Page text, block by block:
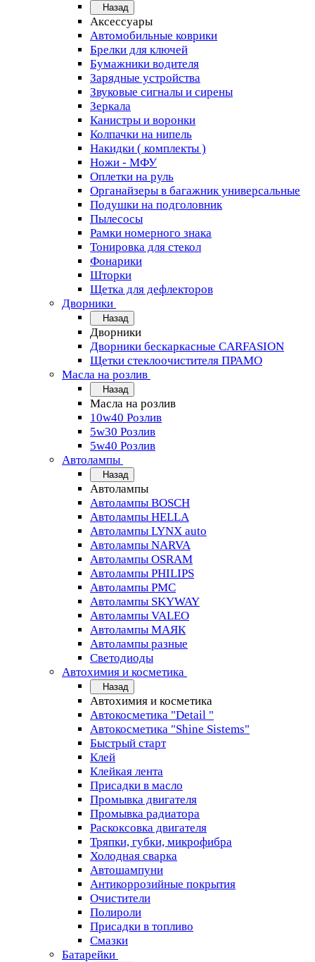
Назад
Аксессуары
Автомобильные коврики
Брелки для ключей
Бумажники водителя
Зарядные устройства
Звуковые сигналы и сирены
Зеркала
Канистры и воронки
Колпачки на нипель
Накидки ( комплекты )
Ножи - МФУ
Оплетки на руль
Органайзеры в багажник универсальные
Подушки на подголовник
Пылесосы
Рамки номерного знака
Тонировка для стекол
Фонарики
Шторки
Щетка для дефлекторов
Дворники
Назад
Дворники
Дворники бескаркасные CARFASION
Щетки стеклоочистителя ПРАМО
Масла на розлив
Назад
Масла на розлив
10w40 Розлив
5w30 Розлив
5w40 Розлив
Автолампы
Назад
Автолампы
Автолампы BOSCH
Автолампы HELLA
Автолампы LYNX auto
Автолампы NARVA
Автолампы OSRAM
Автолампы PHILIPS
Автолампы PMC
Автолампы SKYWAY
Автолампы VALEO
Автолампы МАЯК
Автолампы разные
Светодиоды
Автохимия и косметика
Назад
Автохимия и косметика
Автокосметика "Detail "
Автокосметика "Shine Sistems"
Быстрый старт
Клей
Клейкая лента
Присадки в масло
Промывка двигателя
Промывка радиатора
Раскоксовка двигателя
Тряпки, губки, микрофибра
Холодная сварка
Автошампуни
Антикоррозийные покрытия
Очистители
Полироли
Присадки в топливо
Смазки
Батарейки